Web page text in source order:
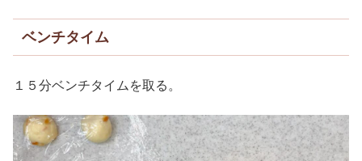
ベンチタイム
１５分ベンチタイムを取る。